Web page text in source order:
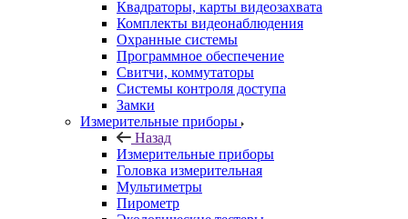
Квадраторы, карты видеозахвата
Комплекты видеонаблюдения
Охранные системы
Программное обеспечение
Свитчи, коммутаторы
Системы контроля доступа
Замки
Измерительные приборы
Назад
Измерительные приборы
Головка измерительная
Мультиметры
Пирометр